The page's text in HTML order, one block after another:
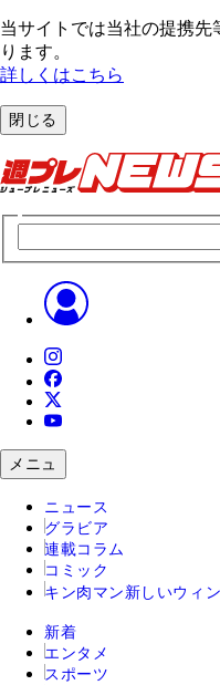
当サイトでは当社の提携先
ります。
詳しくはこちら
閉じる
メニュ
ニュース
グラビア
連載コラム
コミック
キン肉マン 新しいウィ
新着
エンタメ
スポーツ